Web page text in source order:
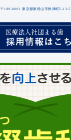
〒189-0001 東京都東村山市秋津町5-13-5